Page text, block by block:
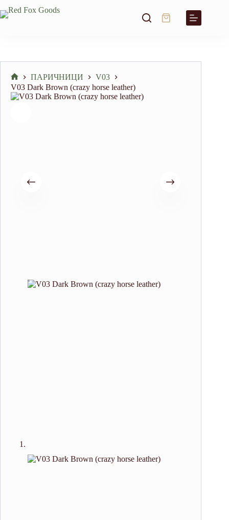
to
Shopping
Home
ПАРИЧНИЦИ
V03
V03 Dark Brown (crazy horse leather)